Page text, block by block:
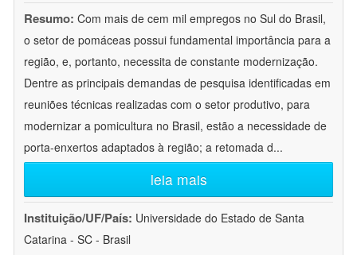
Resumo: Com mais de cem mil empregos no Sul do Brasil,
o setor de pomáceas possui fundamental importância para a
região, e, portanto, necessita de constante modernização.
Dentre as principais demandas de pesquisa identificadas em
reuniões técnicas realizadas com o setor produtivo, para
modernizar a pomicultura no Brasil, estão a necessidade de
porta-enxertos adaptados à região; a retomada d...
leia mais
Instituição/UF/País: Universidade do Estado de Santa
Catarina - SC - Brasil